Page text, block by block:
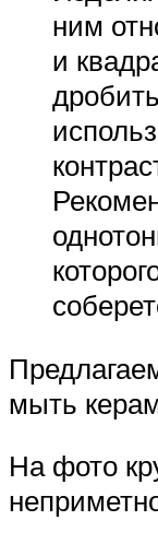
ним
и
мыть
На фото